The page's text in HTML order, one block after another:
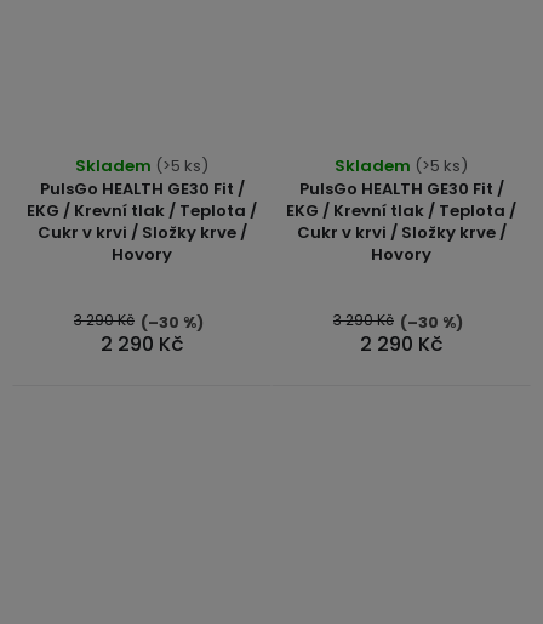
PulsGo HEALTH GE30 Fit /
EKG / Krevní tlak / Teplota /
Cukr v krvi / Složky krve /
Hovory
Skladem (>5 ks)
2 290 Kč
3 290 Kč (–30 %)
PulsGo HEALTH GE30 Fit /
EKG / Krevní tlak / Teplota /
Cukr v krvi / Složky krve /
Hovory
Skladem (>5 ks)
2 290 Kč
3 290 Kč (–30 %)